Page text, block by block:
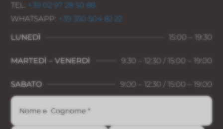
TEL: +39 02 97 28 50 88
WHATSAPP: +39 350 504 82 22
LUNEDÌ
15:00 – 19:30
MARTEDÌ – VENERDÌ 9:30 – 12:30 / 15:00 – 19:00
SABATO 9:00 – 12:30 / 15:00 – 19:00